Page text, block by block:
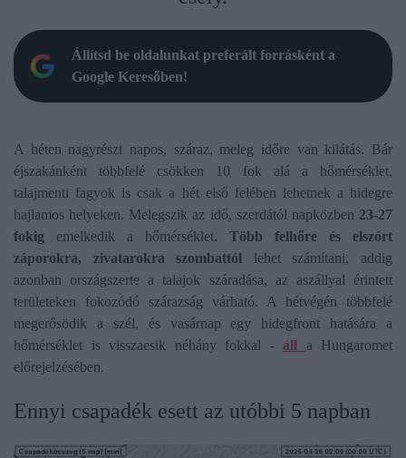
Állítsd be oldalunkat preferált forrásként a
Google Keresőben!
A héten nagyrészt napos, száraz, meleg időre van kilátás. Bár
éjszakánként többfelé csökken 10 fok alá a hőmérséklet,
talajmenti fagyok is csak a hét első felében lehetnek a hidegre
hajlamos helyeken. Melegszik az idő, szerdától napközben 23-27
fokig emelkedik a hőmérséklet. Több felhőre és elszórt
záporokra, zivatarokra szombattól lehet számítani, addig
azonban országszerte a talajok száradása, az aszállyal érintett
területeken fokozódó szárazság várható. A hétvégén többfelé
megerősödik a szél, és vasárnap egy hidegfront hatására a
hőmérséklet is visszaesik néhány fokkal - áll a Hungaromet
előrejelzésében.
Ennyi csapadék esett az utóbbi 5 napban